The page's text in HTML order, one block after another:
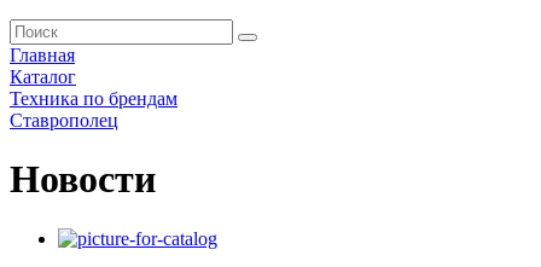
Главная
Каталог
Техника по брендам
Ставрополец
Новости